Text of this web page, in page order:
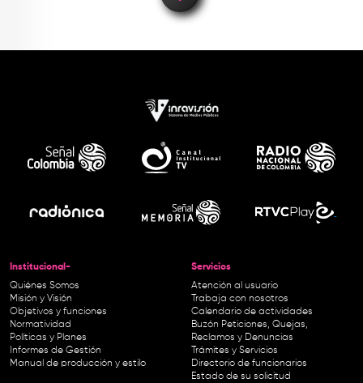
Institucional-
Quiénes Somos
Misión y Visión
Objetivos y funciones
Normatividad
Políticas y Planes
Informes de Gestión
Manual de producción y estilo
Servicios
Atención al usuario
Trabaja con nosotros
Calendario de actividades
Buzón Peticiones, Quejas,
Reclamos y Denuncias
Trámites y Servicios
Directorio de funcionarios
Estado de su solicitud